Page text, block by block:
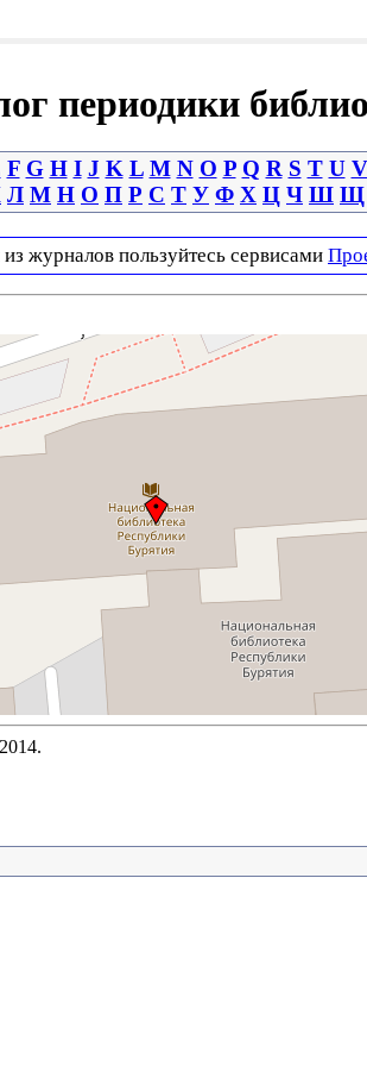
периодики
F G H I J K L M N O P Q R S T U V
Л М Н О П Р С Т У Ф Х Ц Ч Ш Щ
журналов пользуйтесь сервисами